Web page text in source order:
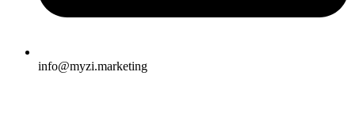
info@myzi.marketing